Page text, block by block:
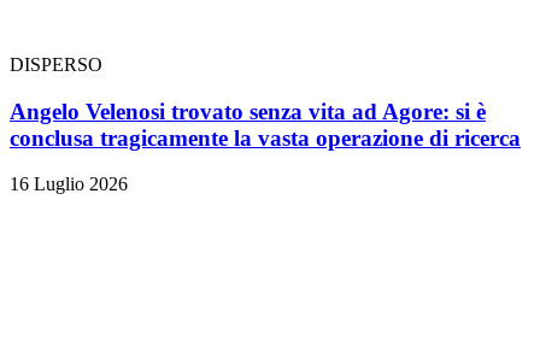
DISPERSO
Angelo Velenosi trovato senza vita ad Agore: si è
conclusa tragicamente la vasta operazione di ricerca
16 Luglio 2026